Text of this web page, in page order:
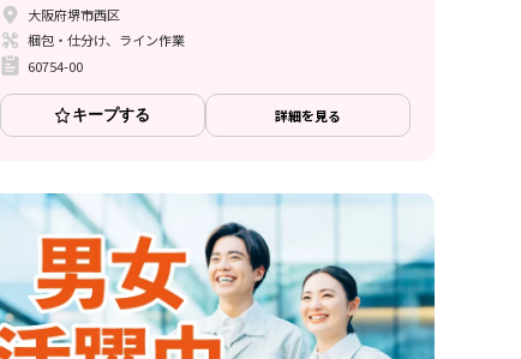
大阪府堺市西区
梱包・仕分け、ライン作業
60754-00
キープする 詳細を見る